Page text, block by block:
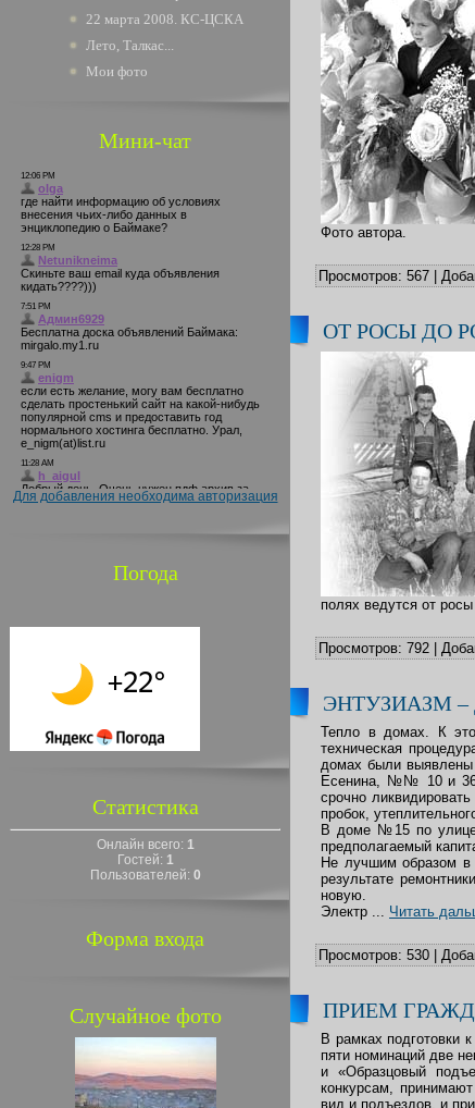
22 марта 2008. КС-ЦСКА
Лето, Талкас...
Мои фото
Мини-чат
Для добавления необходима авторизация
Погода
Статистика
Онлайн всего: 1
Гостей: 1
Пользователей: 0
Форма входа
Случайное фото
Фото автора.
Просмотров: 567
ОТ РОСЫ ДО
полях ведутся от
Просмотров: 792
ЭНТУЗИАЗМ
Тепло в домах. К
техническая
домах были
Есенина, №№ 10 и 36
срочно
пробок,
В доме №15 по улице
предполагаемый
Не лучшим образом в
результате
новую.
Электр ... Читать
Просмотров: 530
ПРИЕМ
В рамках подготовки
пяти номинаций две
и «Образцовый
конкурсам,
вид и подъездов, и